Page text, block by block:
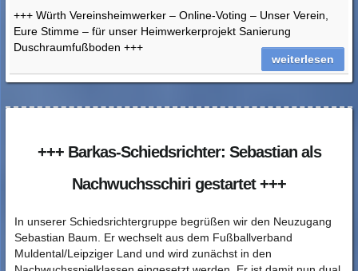
+++ Würth Vereinsheimwerker – Online-Voting – Unser Verein,
Eure Stimme – für unser Heimwerkerprojekt Sanierung
Duschraumfußboden +++
weiterlesen
+++ Barkas-Schiedsrichter: Sebastian als
Nachwuchsschiri gestartet +++
In unserer Schiedsrichtergruppe begrüßen wir den Neuzugang
Sebastian Baum. Er wechselt aus dem Fußballverband
Muldental/Leipziger Land und wird zunächst in den